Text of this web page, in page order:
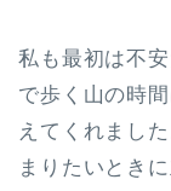
私も最初は不
で歩く山の時
えてくれまし
まりたいとき